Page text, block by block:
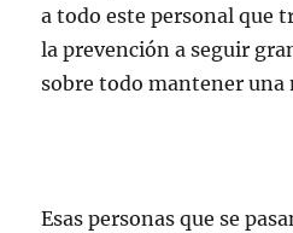
a todo este personal que
la prevención a seguir
sobre todo mantener una
Esas personas que se